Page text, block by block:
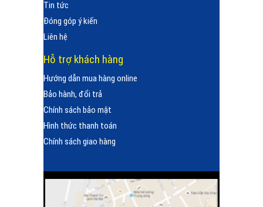
Tin tức
Đóng góp ý kiến
Liên hệ
Hỗ trợ khách hàng
Hướng dẫn mua hàng online
Bảo hành, đổi trả
Chính sách bảo mật
Hình thức thanh toán
Chính sách giao hàng